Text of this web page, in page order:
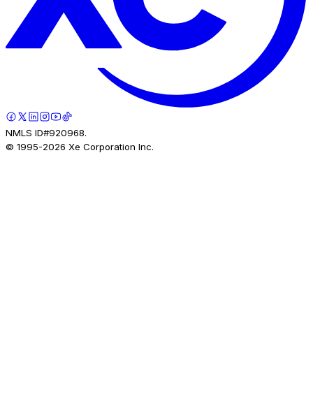
NMLS ID#920968.
© 1995-2026 Xe Corporation Inc.